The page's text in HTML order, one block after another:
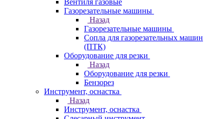
Вентиля газовые
Газорезательные машины
Назад
Газорезательные машины
Сопла для газорезательных машин
(ПТК)
Оборудование для резки
Назад
Оборудование для резки
Бензорез
Инструмент, оснастка
Назад
Инструмент, оснастка